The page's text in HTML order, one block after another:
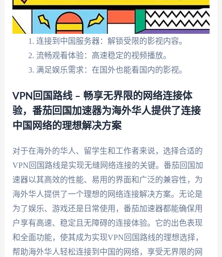
连接到中国服务器：解锁受限的影视内容。
流畅观看体验：高速稳定的视频播放。
满足娱乐需求：在国外也能看国内的影视。
VPN回国路线 – 畅享无界限的网络连接体
验，番茄回国加速器为海外华人提供了连接
中国网络的理想解决方案
对于在海外的华人、留学生和工作者来说，选择合适的
VPN回国路线是实现无缝网络连接的关键。番茄回国加
速器以其高效的性能、易用的界面和广泛的兼容性，为
海外华人提供了一个理想的网络连接解决方案。无论是
为了娱乐、游戏还是日常使用，番茄加速器都能确保用
户享有高速、稳定且无障碍的连接体验。它的出色表现
和全面功能，使其成为实现VPN回国路线的理想选择，
帮助海外华人轻松连接到中国的网络，享受无界限的网